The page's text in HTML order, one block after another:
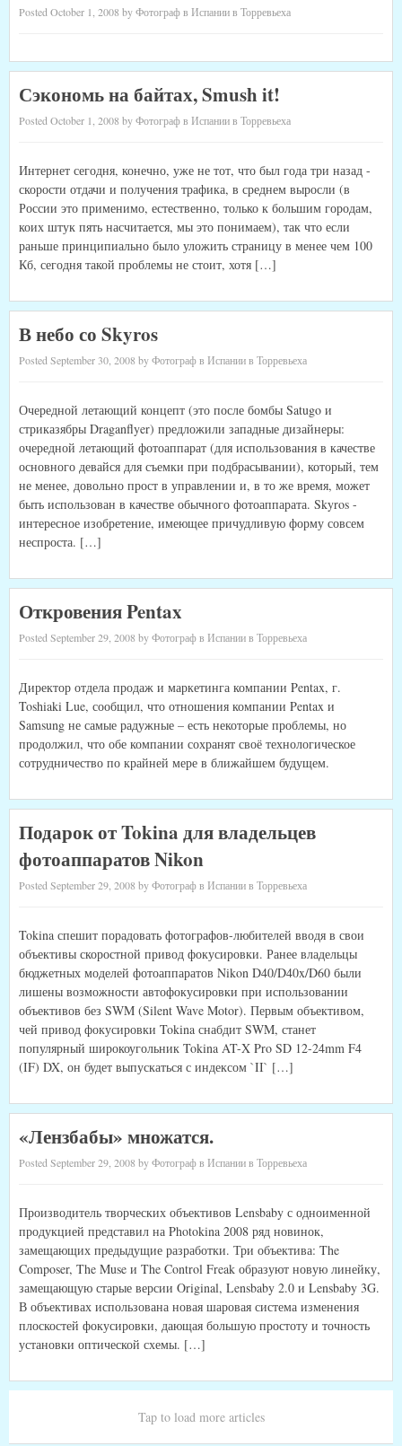
Posted October 1, 2008 by Фотограф в Испании в Торревьеха
Сэкономь на байтах, Smush it!
Posted October 1, 2008 by Фотограф в Испании в Торревьеха
Интернет сегодня, конечно, уже не тот, что был года три назад -
скорости отдачи и получения трафика, в среднем выросли (в
России это применимо, естественно, только к большим городам,
коих штук пять насчитается, мы это понимаем), так что если
раньше принципиально было уложить страницу в менее чем 100
Кб, сегодня такой проблемы не стоит, хотя […]
В небо со Skyros
Posted September 30, 2008 by Фотограф в Испании в Торревьеха
Очередной летающий концепт (это после бомбы Satugo и
стриказябры Draganflyer) предложили западные дизайнеры:
очередной летающий фотоаппарат (для использования в качестве
основного девайся для съемки при подбрасывании), который, тем
не менее, довольно прост в управлении и, в то же время, может
быть использован в качестве обычного фотоаппарата. Skyros -
интересное изобретение, имеющее причудливую форму совсем
неспроста. […]
Откровения Pentax
Posted September 29, 2008 by Фотограф в Испании в Торревьеха
Директор отдела продаж и маркетинга компании Pentax, г.
Toshiaki Lue, сообщил, что отношения компании Pentax и
Samsung не самые радужные – есть некоторые проблемы, но
продолжил, что обе компании сохранят своё технологическое
сотрудничество по крайней мере в ближайшем будущем.
Подарок от Tokina для владельцев
фотоаппаратов Nikon
Posted September 29, 2008 by Фотограф в Испании в Торревьеха
Tokina спешит порадовать фотографов-любителей вводя в свои
объективы скоростной привод фокусировки. Ранее владельцы
бюджетных моделей фотоаппаратов Nikon D40/D40x/D60 были
лишены возможности автофокусировки при использовании
объективов без SWM (Silent Wave Motor). Первым объективом,
чей привод фокусировки Tokina снабдит SWM, станет
популярный широкоугольник Tokina AT-X Pro SD 12-24mm F4
(IF) DX, он будет выпускаться с индексом `II` […]
«Лензбабы» множатся.
Posted September 29, 2008 by Фотограф в Испании в Торревьеха
Производитель творческих объективов Lensbaby с одноименной
продукцией представил на Photokina 2008 ряд новинок,
замещающих предыдущие разработки. Три объектива: The
Composer, The Muse и The Control Freak образуют новую линейку,
замещающую старые версии Original, Lensbaby 2.0 и Lensbaby 3G.
В объективах использована новая шаровая система изменения
плоскостей фокусировки, дающая большую простоту и точность
установки оптической схемы. […]
Tap to load more articles